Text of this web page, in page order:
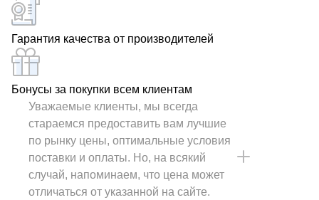
Гарантия качества от производителей
Бонусы за покупки всем клиентам
Уважаемые клиенты, мы всегда
стараемся предоставить вам лучшие
по рынку цены, оптимальные условия
поставки и оплаты. Но, на всякий
случай, напоминаем, что цена может
отличаться от указанной на сайте.